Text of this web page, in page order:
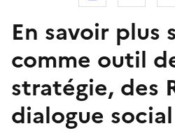
En savoir plus
comme outil
stratégie, des
dialogue social